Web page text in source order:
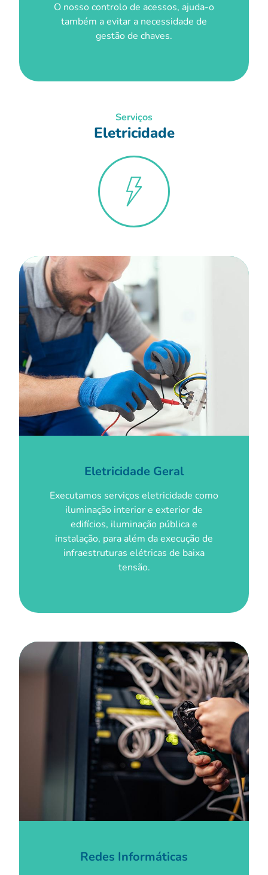
O nosso controlo de acessos, ajuda-o
também a evitar a necessidade de
gestão de chaves.
Serviços
Eletricidade
Eletricidade Geral
Executamos serviços eletricidade como
iluminação interior e exterior de
edifícios, iluminação pública e
instalação, para além da execução de
infraestruturas elétricas de baixa
tensão.
Redes Informáticas